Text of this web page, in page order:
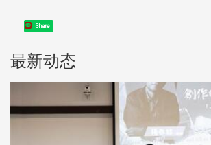
Share
最新动态